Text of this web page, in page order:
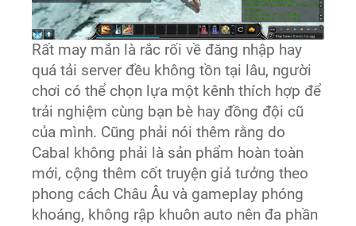
Rất may mắn là rắc rối về đăng nhập hay
quá tải server đều không tồn tại lâu, người
chơi có thể chọn lựa một kênh thích hợp để
trải nghiệm cùng bạn bè hay đồng đội cũ
của mình. Cũng phải nói thêm rằng do
Cabal không phải là sản phẩm hoàn toàn
mới, cộng thêm cốt truyện giả tưởng theo
phong cách Châu Âu và gameplay phóng
khoáng, không rập khuôn auto nên đa phần